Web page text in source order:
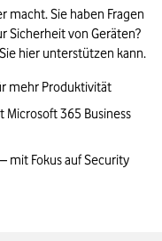
macht. Sie haben Fragen
Sicherheit von Geräten?
hier unterstützen kann.
mehr Produktivität
365 Business
mit Fokus auf Security